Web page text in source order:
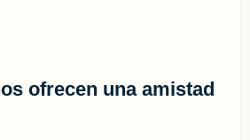
ofrecen una amistad